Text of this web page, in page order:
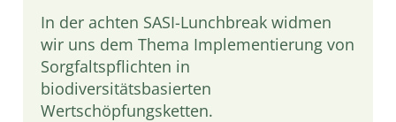
In der achten SASI-Lunchbreak widmen
wir uns dem Thema Implementierung von
Sorgfaltspflichten in
biodiversitätsbasierten
Wertschöpfungsketten.